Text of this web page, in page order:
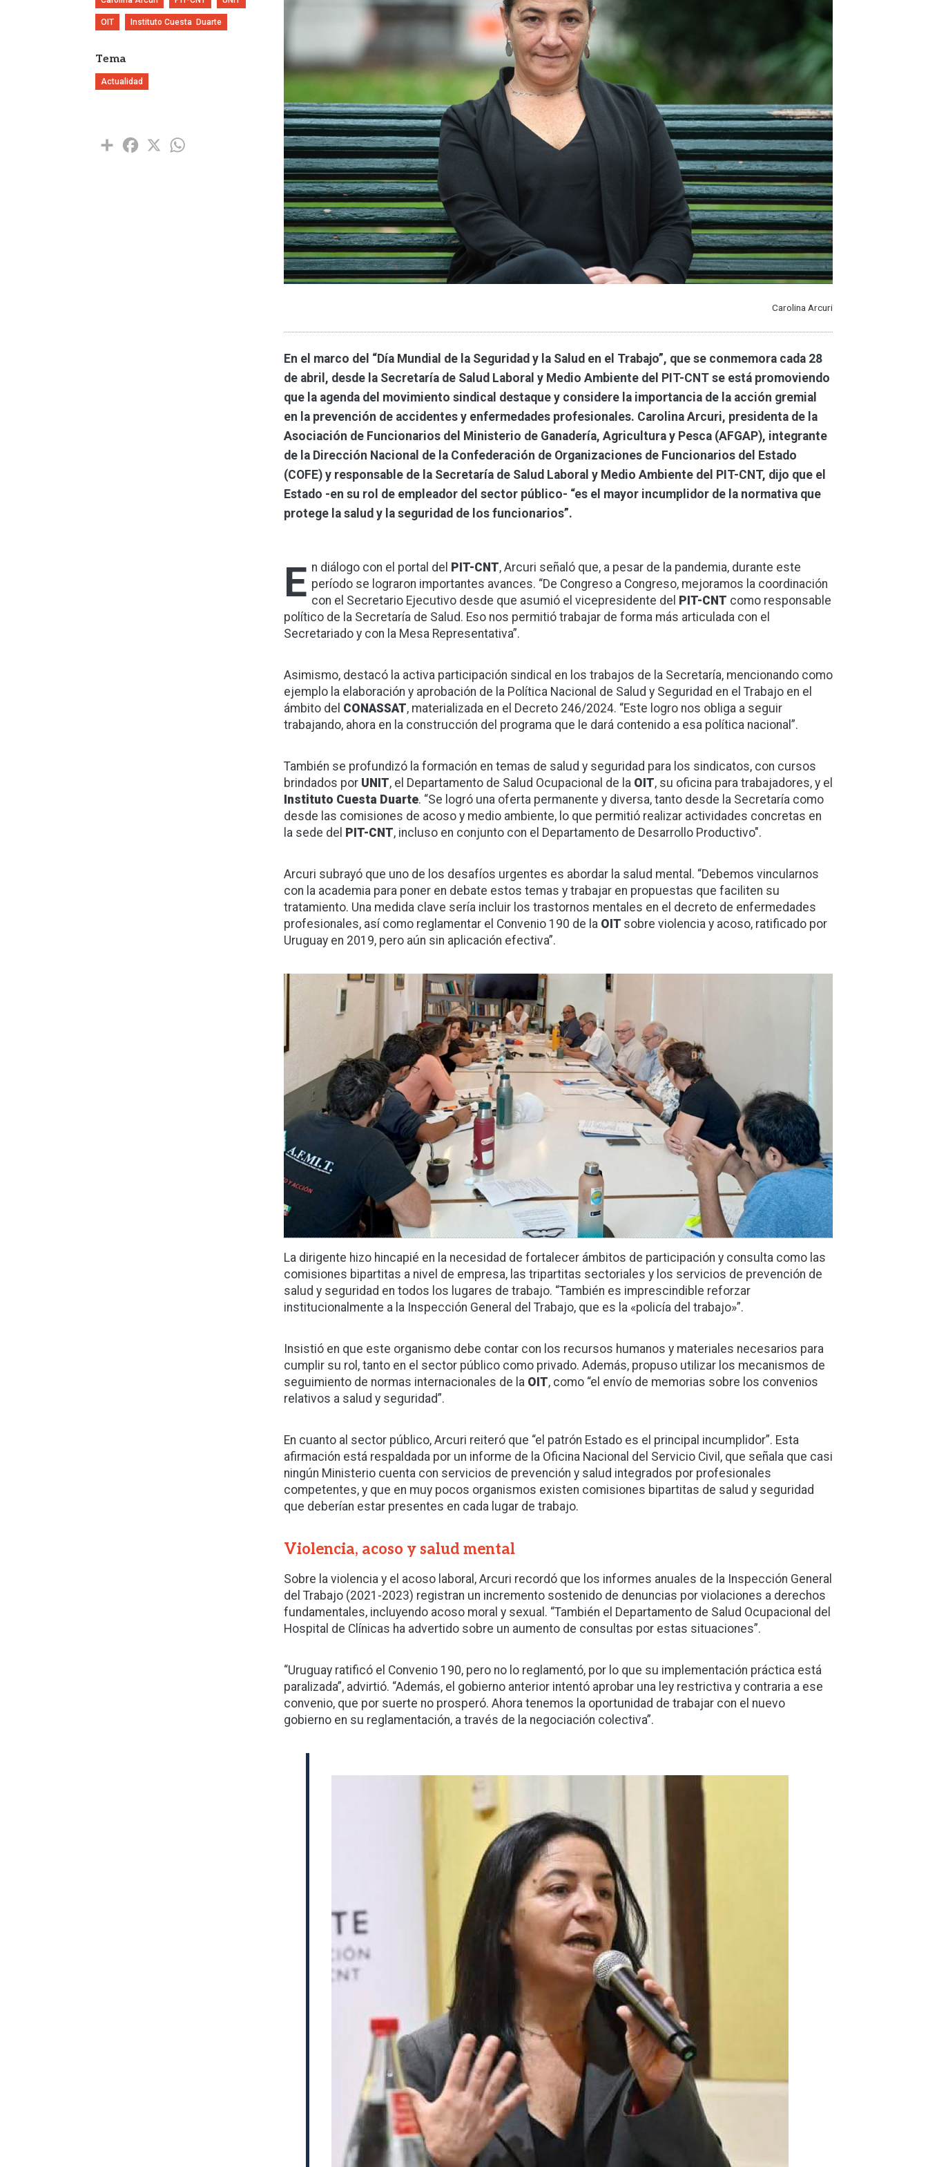
OIT Instituto Cuesta  Duarte
Tema
Actualidad
Share Facebook
X
Carolina Arcuri
En el marco del “Día Mundial de la Seguridad y la Salud en el Trabajo”, que se conmemora cada 28
de abril, desde la Secretaría de Salud Laboral y Medio Ambiente del PIT-CNT se está promoviendo
que la agenda del movimiento sindical destaque y considere la importancia de la acción gremial
en la prevención de accidentes y enfermedades profesionales. Carolina Arcuri, presidenta de la
Asociación de Funcionarios del Ministerio de Ganadería, Agricultura y Pesca (AFGAP), integrante
de la Dirección Nacional de la Confederación de Organizaciones de Funcionarios del Estado
(COFE) y responsable de la Secretaría de Salud Laboral y Medio Ambiente del PIT-CNT, dijo que el
Estado -en su rol de empleador del sector público- “es el mayor incumplidor de la normativa que
protege la salud y la seguridad de los funcionarios”.
E n diálogo con el portal del PIT-CNT, Arcuri señaló que, a pesar de la pandemia, durante este
período se lograron importantes avances. “De Congreso a Congreso, mejoramos la coordinación
con el Secretario Ejecutivo desde que asumió el vicepresidente del PIT-CNT como responsable
político de la Secretaría de Salud. Eso nos permitió trabajar de forma más articulada con el
Secretariado y con la Mesa Representativa”.
Asimismo, destacó la activa participación sindical en los trabajos de la Secretaría, mencionando como
ejemplo la elaboración y aprobación de la Política Nacional de Salud y Seguridad en el Trabajo en el
ámbito del CONASSAT, materializada en el Decreto 246/2024. “Este logro nos obliga a seguir
trabajando, ahora en la construcción del programa que le dará contenido a esa política nacional”.
También se profundizó la formación en temas de salud y seguridad para los sindicatos, con cursos
brindados por UNIT, el Departamento de Salud Ocupacional de la OIT, su oficina para trabajadores, y el
Instituto Cuesta Duarte. “Se logró una oferta permanente y diversa, tanto desde la Secretaría como
desde las comisiones de acoso y medio ambiente, lo que permitió realizar actividades concretas en
la sede del PIT-CNT, incluso en conjunto con el Departamento de Desarrollo Productivo".
Arcuri subrayó que uno de los desafíos urgentes es abordar la salud mental. “Debemos vincularnos
con la academia para poner en debate estos temas y trabajar en propuestas que faciliten su
tratamiento. Una medida clave sería incluir los trastornos mentales en el decreto de enfermedades
profesionales, así como reglamentar el Convenio 190 de la OIT sobre violencia y acoso, ratificado por
Uruguay en 2019, pero aún sin aplicación efectiva”.
Imagen
La dirigente hizo hincapié en la necesidad de fortalecer ámbitos de participación y consulta como las
comisiones bipartitas a nivel de empresa, las tripartitas sectoriales y los servicios de prevención de
salud y seguridad en todos los lugares de trabajo. “También es imprescindible reforzar
institucionalmente a la Inspección General del Trabajo, que es la «policía del trabajo»”.
Insistió en que este organismo debe contar con los recursos humanos y materiales necesarios para
cumplir su rol, tanto en el sector público como privado. Además, propuso utilizar los mecanismos de
seguimiento de normas internacionales de la OIT, como “el envío de memorias sobre los convenios
relativos a salud y seguridad”.
En cuanto al sector público, Arcuri reiteró que “el patrón Estado es el principal incumplidor”. Esta
afirmación está respaldada por un informe de la Oficina Nacional del Servicio Civil, que señala que casi
ningún Ministerio cuenta con servicios de prevención y salud integrados por profesionales
competentes, y que en muy pocos organismos existen comisiones bipartitas de salud y seguridad
que deberían estar presentes en cada lugar de trabajo.
Violencia, acoso y salud mental
Sobre la violencia y el acoso laboral, Arcuri recordó que los informes anuales de la Inspección General
del Trabajo (2021-2023) registran un incremento sostenido de denuncias por violaciones a derechos
fundamentales, incluyendo acoso moral y sexual. “También el Departamento de Salud Ocupacional del
Hospital de Clínicas ha advertido sobre un aumento de consultas por estas situaciones”.
“Uruguay ratificó el Convenio 190, pero no lo reglamentó, por lo que su implementación práctica está
paralizada”, advirtió. “Además, el gobierno anterior intentó aprobar una ley restrictiva y contraria a ese
convenio, que por suerte no prosperó. Ahora tenemos la oportunidad de trabajar con el nuevo
gobierno en su reglamentación, a través de la negociación colectiva”.